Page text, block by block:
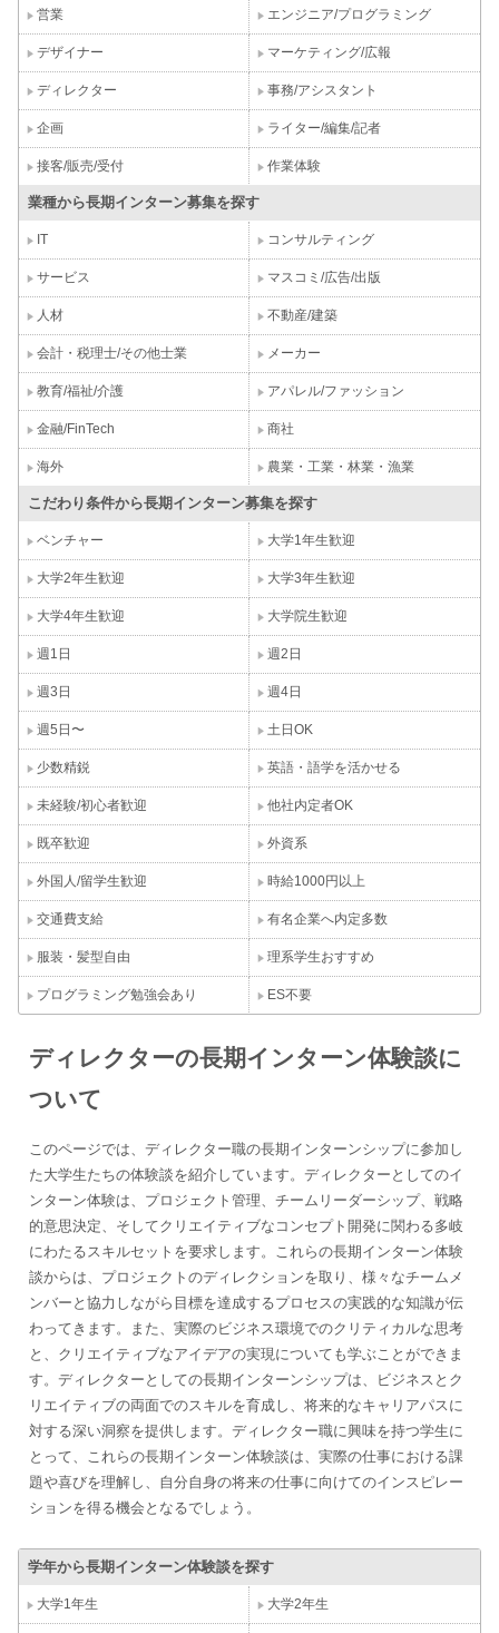
営業 エンジニア/プログラミング
デザイナー マーケティング/広報
ディレクター 事務/アシスタント
企画 ライター/編集/記者
接客/販売/受付 作業体験
業種から長期インターン募集を探す
IT コンサルティング
サービス マスコミ/広告/出版
人材 不動産/建築
会計・税理士/その他士業 メーカー
教育/福祉/介護 アパレル/ファッション
金融/FinTech 商社
海外 農業・工業・林業・漁業
こだわり条件から長期インターン募集を探す
ベンチャー 大学1年生歓迎
大学2年生歓迎 大学3年生歓迎
大学4年生歓迎 大学院生歓迎
週1日 週2日
週3日 週4日
週5日〜 土日OK
少数精鋭 英語・語学を活かせる
未経験/初心者歓迎 他社内定者OK
既卒歓迎 外資系
外国人/留学生歓迎 時給1000円以上
交通費支給 有名企業へ内定多数
服装・髪型自由 理系学生おすすめ
プログラミング勉強会あり ES不要
ディレクターの長期インターン体験談に
ついて
このページでは、ディレクター職の長期インターンシップに参加し
た大学生たちの体験談を紹介しています。ディレクターとしてのイ
ンターン体験は、プロジェクト管理、チームリーダーシップ、戦略
的意思決定、そしてクリエイティブなコンセプト開発に関わる多岐
にわたるスキルセットを要求します。これらの長期インターン体験
談からは、プロジェクトのディレクションを取り、様々なチームメ
ンバーと協力しながら目標を達成するプロセスの実践的な知識が伝
わってきます。また、実際のビジネス環境でのクリティカルな思考
と、クリエイティブなアイデアの実現についても学ぶことができま
す。ディレクターとしての長期インターンシップは、ビジネスとク
リエイティブの両面でのスキルを育成し、将来的なキャリアパスに
対する深い洞察を提供します。ディレクター職に興味を持つ学生に
とって、これらの長期インターン体験談は、実際の仕事における課
題や喜びを理解し、自分自身の将来の仕事に向けてのインスピレー
ションを得る機会となるでしょう。
学年から長期インターン体験談を探す
大学1年生 大学2年生